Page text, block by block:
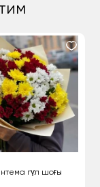
гүл шоғы